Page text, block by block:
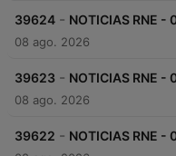
39624 - NOTICIAS RNE
08 ago. 2026
39623 - NOTICIAS RNE
08 ago. 2026
39622 - NOTICIAS RNE